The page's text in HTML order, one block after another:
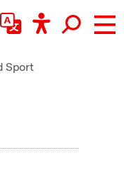
Sport